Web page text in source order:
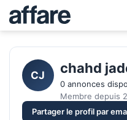
CJ chahd
0 annonces
Membre depuis
Partager le profil par